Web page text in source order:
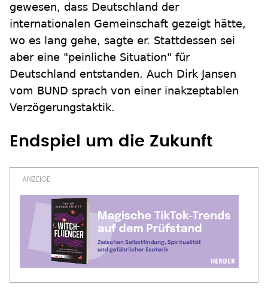
gewesen, dass Deutschland der
internationalen Gemeinschaft gezeigt hätte,
wo es lang gehe, sagte er. Stattdessen sei
aber eine "peinliche Situation" für
Deutschland entstanden. Auch Dirk Jansen
vom BUND sprach von einer inakzeptablen
Verzögerungstaktik.
Endspiel um die Zukunft